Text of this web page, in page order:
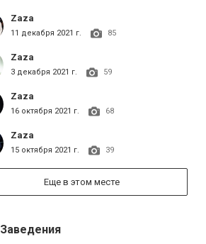
Zaza
11 декабря 2021 г. 85
Zaza
3 декабря 2021 г. 59
Zaza
16 октября 2021 г. 68
Zaza
15 октября 2021 г. 39
Еще в этом месте
Заведения